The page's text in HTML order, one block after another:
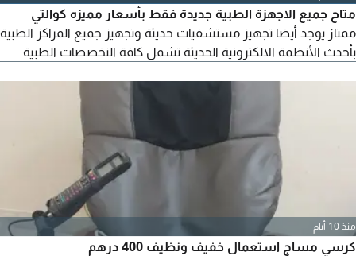
متاح جميع الاجهزة الطبية جديدة فقط بأسعار مميزه كوالتي
ممتاز يوجد أيضا تجهيز مستشفيات حديثة وتجهيز جميع المراكز الطبية
بأحدث الأنظمة الالكترونية الحديثة تشمل كافة التخصصات الطبية
منذ 10 أيام
كرسي مساج استعمال خفيف ونظيف 400 درهم